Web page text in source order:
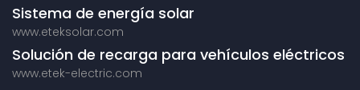
Sistema de energía solar
www.eteksolar.com
Solución de recarga para vehículos eléctricos
www.etek-electric.com